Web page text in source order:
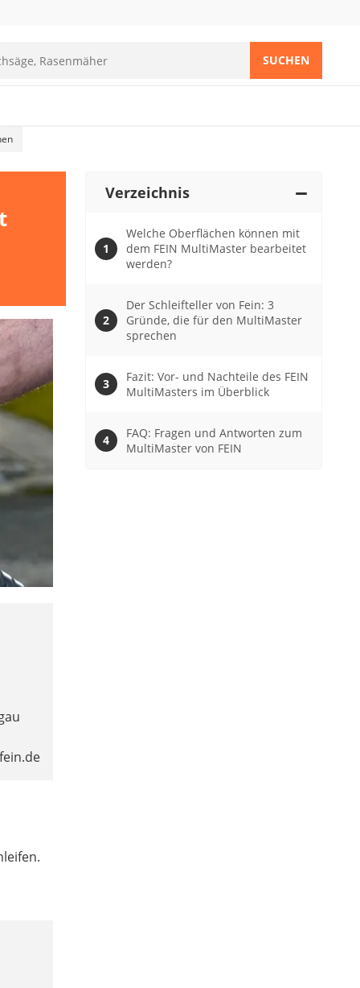
SUCHEN
Verzeichnis
Welche Oberflächen können mit
dem FEIN MultiMaster bearbeitet
werden?
Der Schleifteller von Fein: 3
Gründe, die für den MultiMaster
sprechen
Fazit: Vor- und Nachteile des FEIN
MultiMasters im Überblick
FAQ: Fragen und Antworten zum
MultiMaster von FEIN